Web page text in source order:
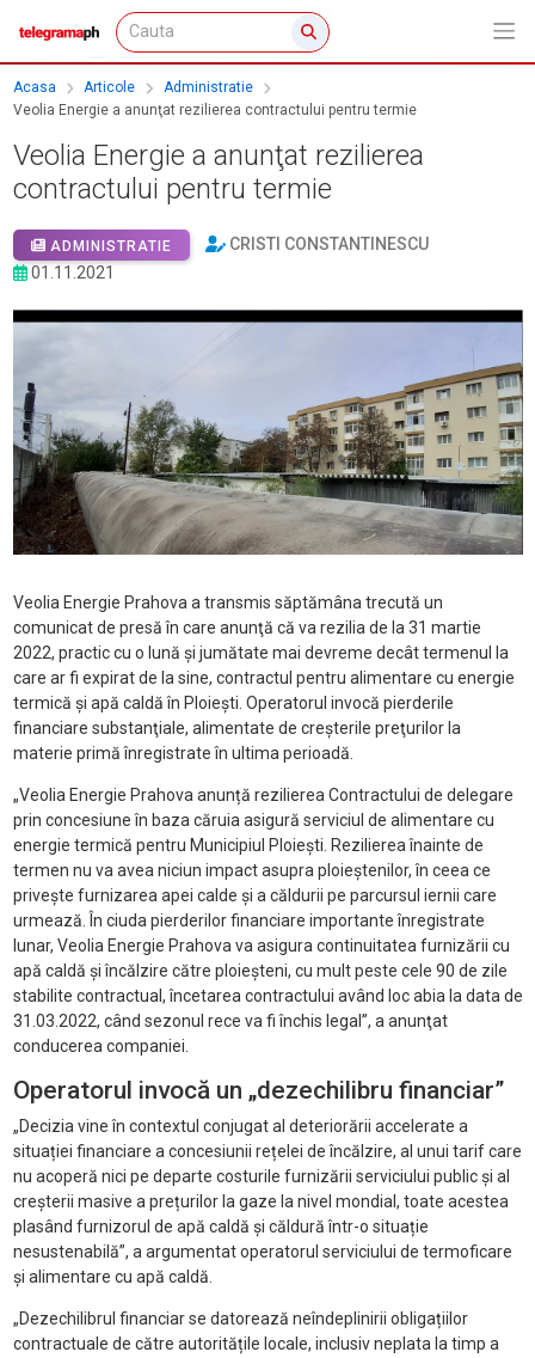
Acasa Articole
Administratie
Veolia Energie a anunţat rezilierea contractului pentru termie
Veolia Energie a anunţat rezilierea
contractului pentru termie
ADMINISTRATIE
CRISTI CONSTANTINESCU
01.11.2021
Veolia Energie Prahova a transmis săptămâna trecută un
comunicat de presă în care anunţă că va rezilia de la 31 martie
2022, practic cu o lună şi jumătate mai devreme decât termenul la
care ar fi expirat de la sine, contractul pentru alimentare cu energie
termică şi apă caldă în Ploieşti. Operatorul invocă pierderile
financiare substanţiale, alimentate de creşterile preţurilor la
materie primă înregistrate în ultima perioadă.
„Veolia Energie Prahova anunță rezilierea Contractului de delegare
prin concesiune în baza căruia asigură serviciul de alimentare cu
energie termică pentru Municipiul Ploiești. Rezilierea înainte de
termen nu va avea niciun impact asupra ploieștenilor, în ceea ce
privește furnizarea apei calde și a căldurii pe parcursul iernii care
urmează. În ciuda pierderilor financiare importante înregistrate
lunar, Veolia Energie Prahova va asigura continuitatea furnizării cu
apă caldă și încălzire către ploieșteni, cu mult peste cele 90 de zile
stabilite contractual, încetarea contractului având loc abia la data de
31.03.2022, când sezonul rece va fi închis legal”, a anunţat
conducerea companiei.
Operatorul invocă un „dezechilibru financiar”
„Decizia vine în contextul conjugat al deteriorării accelerate a
situației financiare a concesiunii rețelei de încălzire, al unui tarif care
nu acoperă nici pe departe costurile furnizării serviciului public și al
creșterii masive a prețurilor la gaze la nivel mondial, toate acestea
plasând furnizorul de apă caldă și căldură într-o situație
nesustenabilă”, a argumentat operatorul serviciului de termoficare
şi alimentare cu apă caldă.
„Dezechilibrul financiar se datorează neîndeplinirii obligațiilor
contractuale de către autoritățile locale, inclusiv neplata la timp a